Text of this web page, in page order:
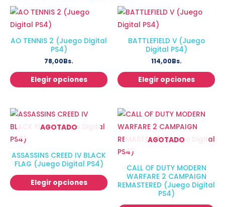
AO TENNIS 2 (Juego Digital
PS4)
78,00Bs.
Elegir opciones
BATTLEFIELD V (Juego
Digital PS4)
114,00Bs.
Elegir opciones
AGOTADO
ASSASSINS CREED IV BLACK
FLAG (Juego Digital PS4)
Elegir opciones
AGOTADO
CALL OF DUTY MODERN
WARFARE 2 CAMPAIGN
REMASTERED (Juego Digital
PS4)